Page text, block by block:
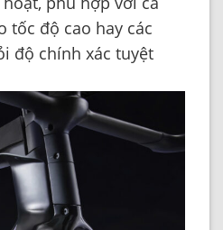
tốc độ cao hay các
độ chính xác tuyệt